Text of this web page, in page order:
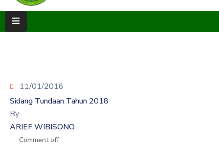
HUKUM
KINERJA
RB
11/01/2016
Sidang Tundaan Tahun 2018
By
ARIEF WIBISONO
Comment off